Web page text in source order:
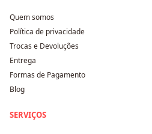
Quem somos
Política de privacidade
Trocas e Devoluções
Entrega
Formas de Pagamento
Blog
SERVIÇOS